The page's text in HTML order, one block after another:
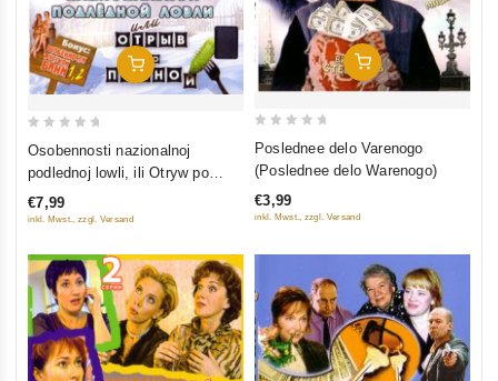
In Den Warenkorb
5
Osobennosti nazionalnoj
podlednoj lowli, ili Otryw po
polnoj (Bonus: Osobennosti
russkoj bani 1, 2)
€7,99
inkl. Mwst., zzgl. Versand
In Den Warenkorb
5
Poslednee delo Varenogo
(Poslednee delo Warenogo)
€3,99
inkl. Mwst., zzgl. Versand